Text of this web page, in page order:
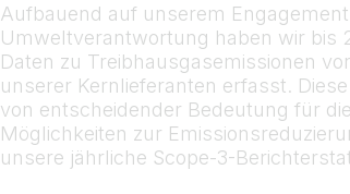
Aufbauend auf unserem
Umweltverantwortung haben wir bis
Daten zu Treibhausgasemissionen
unserer Kernlieferanten erfasst.
von entscheidender Bedeutung für
Möglichkeiten zur
unsere jährliche Scope-3-